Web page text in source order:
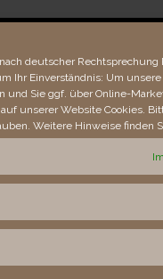
deutscher Rechtsprechung
Ihr Einverständnis: Um
und Sie ggf. über Online-
unserer Website Cookies.
Weitere Hinweise finden